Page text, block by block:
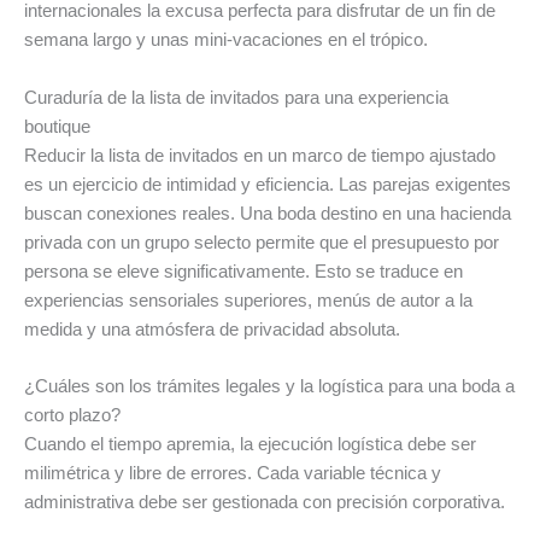
internacionales la excusa perfecta para disfrutar de un fin de
semana largo y unas mini-vacaciones en el trópico.
Curaduría de la lista de invitados para una experiencia
boutique
Reducir la lista de invitados en un marco de tiempo ajustado
es un ejercicio de intimidad y eficiencia. Las parejas exigentes
buscan conexiones reales. Una boda destino en una hacienda
privada con un grupo selecto permite que el presupuesto por
persona se eleve significativamente. Esto se traduce en
experiencias sensoriales superiores, menús de autor a la
medida y una atmósfera de privacidad absoluta.
¿Cuáles son los trámites legales y la logística para una boda a
corto plazo?
Cuando el tiempo apremia, la ejecución logística debe ser
milimétrica y libre de errores. Cada variable técnica y
administrativa debe ser gestionada con precisión corporativa.